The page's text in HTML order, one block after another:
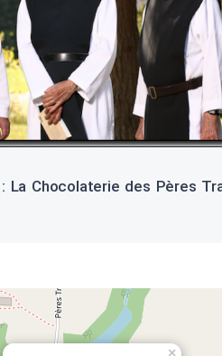
La Chocolaterie des Pères
×